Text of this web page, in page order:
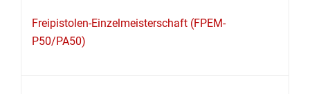
Freipistolen-Einzelmeisterschaft (FPEM-
P50/PA50)